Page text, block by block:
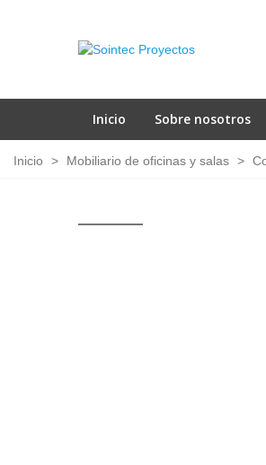
Inicio Sobre nosotros
Inicio > Mobiliario de oficinas y salas >